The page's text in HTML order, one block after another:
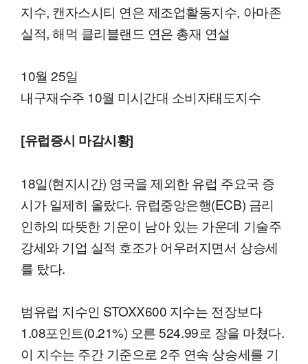
지수, 캔자스시티 연은 제조업활동지수, 아마존
실적, 해먹 클리블랜드 연은 총재 연설
10월 25일
내구재수주 10월 미시간대 소비자태도지수
[유럽증시 마감시황]
18일(현지시간) 영국을 제외한 유럽 주요국 증
시가 일제히 올랐다. 유럽중앙은행(ECB) 금리
인하의 따뜻한 기운이 남아 있는 가운데 기술주
강세와 기업 실적 호조가 어우러지면서 상승세
를 탔다.
범유럽 지수인 STOXX600 지수는 전장보다
1.08포인트(0.21%) 오른 524.99로 장을 마쳤다.
이 지수는 주간 기준으로 2주 연속 상승세를 기